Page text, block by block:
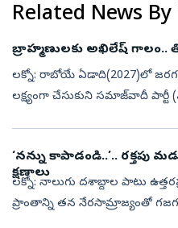
Related News By
బ్రాహ్మణులకు అఖిలేష్‌ గాలం..
లక్నో: రాబోయే ఏడాది(2027)లో
లక్ష్యంగా చేసుకుని సమాజ్‌వాదీ పార్టీ
‘నన్ను కాపాడండి..’.. రక్తపు
క్షణాలు
లక్నో: నాలుగు దశాబ్దాల పాటు
ప్రాంతాన్ని తన నేరసామ్రాజ్యంతో